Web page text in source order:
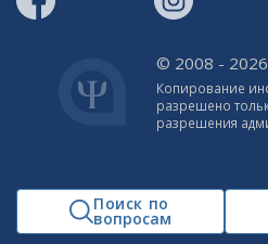
Поиск по
вопросам
© 2008 - 2026
Копирование
разрешено
разрешения